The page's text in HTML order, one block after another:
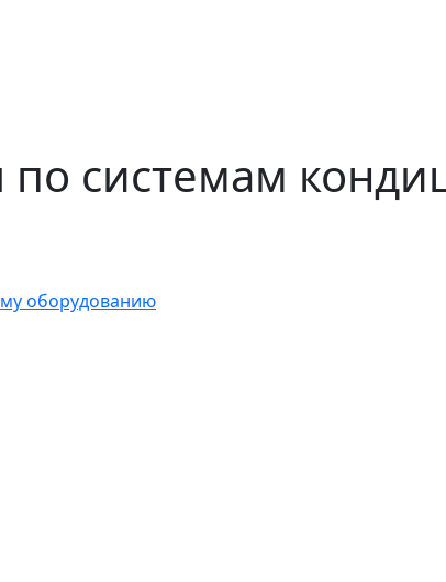
системам
оборудованию